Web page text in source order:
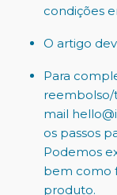
condições
O artigo
Para
reembolso/
mail
os passos
Podemos
bem como
produto.